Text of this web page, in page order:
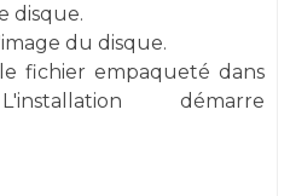
disque.
du disque.
fichier empaqueté dans
démarre